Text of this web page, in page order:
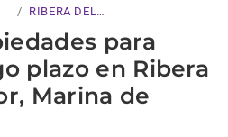
RIBERA DEL
EMPERADOR para
plazo en Ribera
Marina de